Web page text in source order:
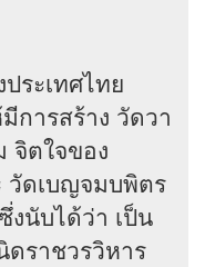
ระเทศไทย
การสร้าง วัดวา
จิตใจของ
วัดเบญจมบพิตร
งนับได้ว่า เป็น
ดราชวรวิหาร